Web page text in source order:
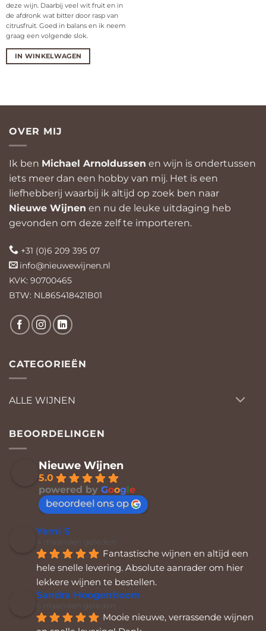
deze wijn. Daarbij veel wit fruit en in
de afdronk wat bitter door rasp van
citrusfruit. Goed in balans en ik neem
graag een volgende slok.
IN WINKELWAGEN
OVER MIJ
Ik ben Michael Arnoldussen en wijn is ondertussen
iets meer dan een hobby van mij. Het is een
liefhebberij waarbij ik altijd op zoek ben naar
Nieuwe Wijnen en nu de leuke uitdaging heb
gevonden om deze zelf te importeren.
+31 (0)6 209 395 07
info@nieuwewijnen.nl
KVK: 90700465
BTW: NL865418421B01
CATEGORIEËN
ALLE WIJNEN
BEOORDELINGEN
Nieuwe Wijnen
5.0
powered by Google
beoordeel ons op
Yemi S
4 maanden geleden
Fantastische wijnen en altijd een
hele snelle levering. Absolute aanrader om hier
lekkere wijnen te bestellen.
Sandra Hoogenboom
6 maanden geleden
Mooie nieuwe, verrassende wijnen